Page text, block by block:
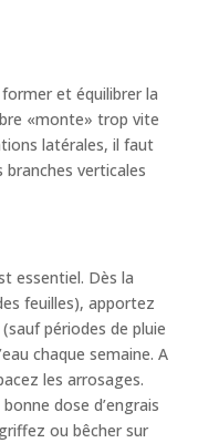
et équilibrer la
«monte» trop vite
latérales, il faut
branches verticales
essentiel. Dès la
feuilles), apportez
périodes de pluie
chaque semaine. A
les arrosages.
dose d’engrais
ou bêcher sur